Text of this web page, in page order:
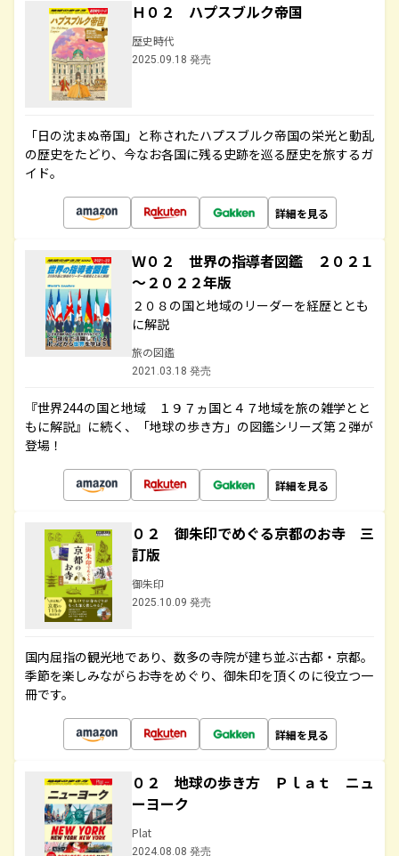
Ｈ０２ ハプスブルク帝国
歴史時代
2025.09.18 発売
「日の沈まぬ帝国」と称されたハプスブルク帝国の栄光と動乱
の歴史をたどり、今なお各国に残る史跡を巡る歴史を旅するガ
イド。
詳細を見る
Ｗ０２ 世界の指導者図鑑 ２０２１
～２０２２年版
２０８の国と地域のリーダーを経歴ととも
に解説
旅の図鑑
2021.03.18 発売
『世界244の国と地域 １９７ヵ国と４７地域を旅の雑学とと
もに解説』に続く、「地球の歩き方」の図鑑シリーズ第２弾が
登場！
詳細を見る
０２ 御朱印でめぐる京都のお寺 三
訂版
御朱印
2025.10.09 発売
国内屈指の観光地であり、数多の寺院が建ち並ぶ古都・京都。
季節を楽しみながらお寺をめぐり、御朱印を頂くのに役立つ一
冊です。
詳細を見る
０２ 地球の歩き方 Ｐｌａｔ ニュ
ーヨーク
Plat
2024.08.08 発売